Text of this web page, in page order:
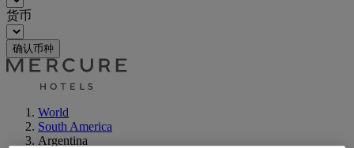
货币
确认币种
World
South America
Argentina